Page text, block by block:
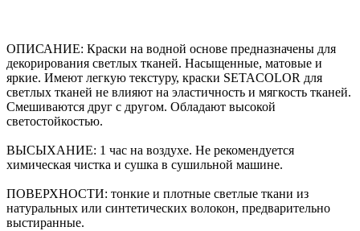
ОПИСАНИЕ: Краски на водной основе предназначены для
декорирования светлых тканей. Насыщенные, матовые и
яркие. Имеют легкую текстуру, краски SETACOLOR для
светлых тканей не влияют на эластичность и мягкость тканей.
Смешиваются друг с другом. Обладают высокой
светостойкостью.
ВЫСЫХАНИЕ: 1 час на воздухе. Не рекомендуется
химическая чистка и сушка в сушильной машине.
ПОВЕРХНОСТИ: тонкие и плотные светлые ткани из
натуральных или синтетических волокон, предварительно
выстиранные.